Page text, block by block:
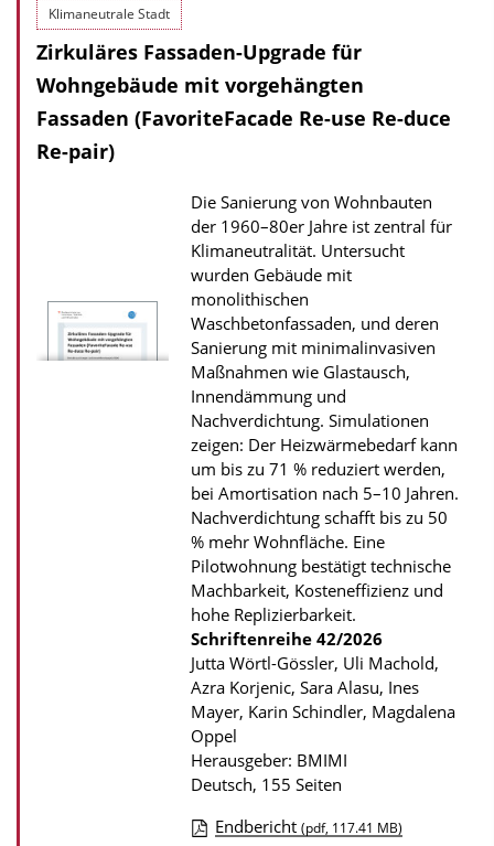
n
l
o
s
z
u
r
P
u
b
l
i
k
a
t
i
o
n
Klimaneutrale Stadt
Zirkuläres Fassaden-Upgrade für
Wohngebäude mit vorgehängten
Fassaden (FavoriteFacade Re-use Re-duce
Re-pair)
Die Sanierung von Wohnbauten
der 1960–80er Jahre ist zentral für
Klimaneutralität. Untersucht
wurden Gebäude mit
monolithischen
Waschbetonfassaden, und deren
Sanierung mit minimalinvasiven
Maßnahmen wie Glastausch,
Innendämmung und
Nachverdichtung. Simulationen
zeigen: Der Heizwärmebedarf kann
um bis zu 71 % reduziert werden,
bei Amortisation nach 5–10 Jahren.
Nachverdichtung schafft bis zu 50
% mehr Wohnfläche. Eine
Pilotwohnung bestätigt technische
Machbarkeit, Kosteneffizienz und
hohe Replizierbarkeit.
Schriftenreihe 42/2026
Jutta Wörtl-Gössler, Uli Machold,
Azra Korjenic, Sara Alasu, Ines
Mayer, Karin Schindler, Magdalena
Oppel
Herausgeber: BMIMI
Deutsch, 155 Seiten
Endbericht (pdf, 117.41 MB)